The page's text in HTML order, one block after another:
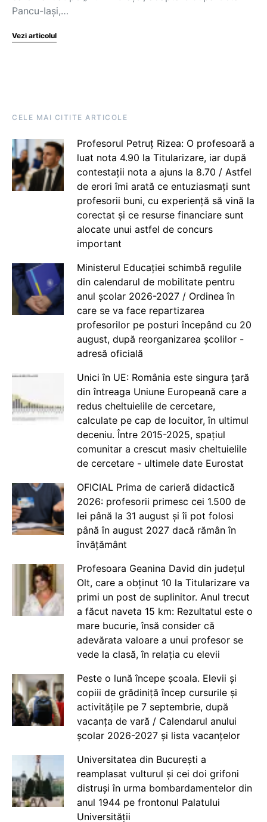
Pancu-Iași,…
Vezi articolul
CELE MAI CITITE ARTICOLE
Profesorul Petruț Rizea: O profesoară a
luat nota 4.90 la Titularizare, iar după
contestații nota a ajuns la 8.70 / Astfel
de erori îmi arată ce entuziasmați sunt
profesorii buni, cu experiență să vină la
corectat și ce resurse financiare sunt
alocate unui astfel de concurs
important
Ministerul Educației schimbă regulile
din calendarul de mobilitate pentru
anul școlar 2026-2027 / Ordinea în
care se va face repartizarea
profesorilor pe posturi începând cu 20
august, după reorganizarea școlilor -
adresă oficială
Unici în UE: România este singura țară
din întreaga Uniune Europeană care a
redus cheltuielile de cercetare,
calculate pe cap de locuitor, în ultimul
deceniu. Între 2015-2025, spațiul
comunitar a crescut masiv cheltuielile
de cercetare - ultimele date Eurostat
OFICIAL Prima de carieră didactică
2026: profesorii primesc cei 1.500 de
lei până la 31 august și îi pot folosi
până în august 2027 dacă rămân în
învățământ
Profesoara Geanina David din județul
Olt, care a obținut 10 la Titularizare va
primi un post de suplinitor. Anul trecut
a făcut naveta 15 km: Rezultatul este o
mare bucurie, însă consider că
adevărata valoare a unui profesor se
vede la clasă, în relația cu elevii
Peste o lună începe școala. Elevii și
copiii de grădiniță încep cursurile și
activitățile pe 7 septembrie, după
vacanța de vară / Calendarul anului
școlar 2026-2027 și lista vacanțelor
Universitatea din București a
reamplasat vulturul și cei doi grifoni
distruși în urma bombardamentelor din
anul 1944 pe frontonul Palatului
Universității